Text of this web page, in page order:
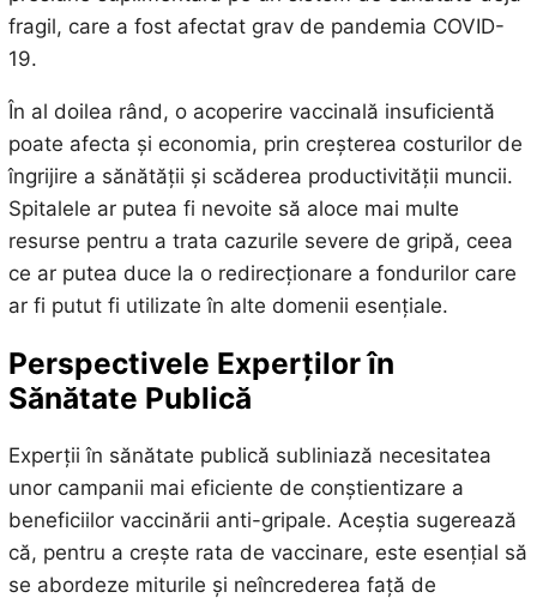
fragil, care a fost afectat grav de pandemia COVID-
19.
În al doilea rând, o acoperire vaccinală insuficientă
poate afecta și economia, prin creșterea costurilor de
îngrijire a sănătății și scăderea productivității muncii.
Spitalele ar putea fi nevoite să aloce mai multe
resurse pentru a trata cazurile severe de gripă, ceea
ce ar putea duce la o redirecționare a fondurilor care
ar fi putut fi utilizate în alte domenii esențiale.
Perspectivele Experților în
Sănătate Publică
Experții în sănătate publică subliniază necesitatea
unor campanii mai eficiente de conștientizare a
beneficiilor vaccinării anti-gripale. Aceștia sugerează
că, pentru a crește rata de vaccinare, este esențial să
se abordeze miturile și neîncrederea față de